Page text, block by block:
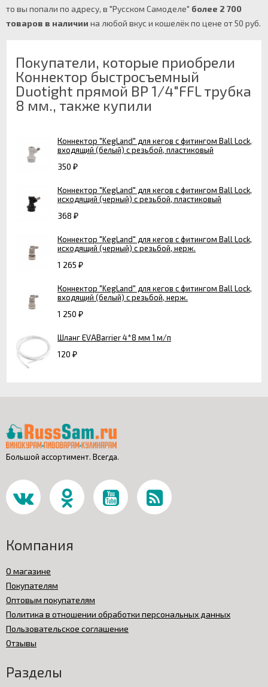
то вы попали по адресу, в "Русском Самоделе" более 2 700
товаров в наличии на любой вкус и кошелёк по цене от 50 руб.
Покупатели, которые приобрели
Коннектор быстросъемный
Duotight прямой ВР 1/4"FFL трубка
8 мм., также купили
Коннектор "KegLand" для кегов с фитингом Ball Lock,
входящий (белый) с резьбой, пластиковый
350 ₽
Коннектор "KegLand" для кегов с фитингом Ball Lock,
исходящий (черный) с резьбой, пластиковый
368 ₽
Коннектор "KegLand" для кегов с фитингом Ball Lock,
исходящий (черный) с резьбой, нерж.
1 265 ₽
Коннектор "KegLand" для кегов с фитингом Ball Lock,
входящий (белый) с резьбой, нерж.
1 250 ₽
Шланг EVABarrier 4*8 мм 1 м/п
120 ₽
Большой ассортимент. Всегда.
Компания
О магазине
Покупателям
Оптовым покупателям
Политика в отношении обработки персональных данных
Пользовательское соглашение
Отзывы
Разделы